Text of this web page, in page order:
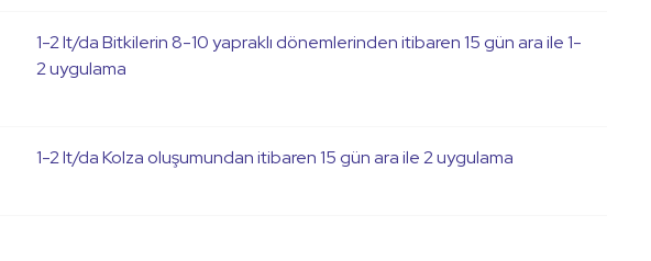
1-2 lt/da Bitkilerin 8-10 yapraklı dönemlerinden itibaren 15 gün ara ile 1-
2 uygulama
1-2 lt/da Kolza oluşumundan itibaren 15 gün ara ile 2 uygulama